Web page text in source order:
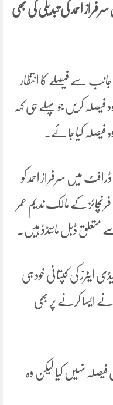
احمد کی تبدیلی کی بھی
جانب سے فیصلے کا انتظار
فیصلہ کریں جو پہلے ہی کہہ
فیصلہ کیا جائے۔
ایٹر نے پی ایس ایل 9 کی ڈرافٹ میں سرفراز احمد کو
فرنچائز کے مالک ندیم عمر
متعلق ڈبل مائنڈڈ ہیں۔
ایٹرز کی کپتانی خود ہی
ایسا کرنے پر بھی
نہیں کیا لیکن وہ